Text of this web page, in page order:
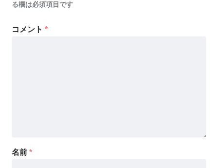
る欄は必須項目です
コメント *
名前 *